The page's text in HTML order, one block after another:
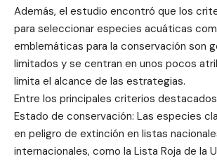
Además, el estudio encontró que los
para seleccionar especies acuáticas
emblemáticas para la conservación son
limitados y se centran en unos pocos
limita el alcance de las estrategias.
Entre los principales criterios
Estado de conservación: Las especies
en peligro de extinción en listas
internacionales, como la Lista Roja de la